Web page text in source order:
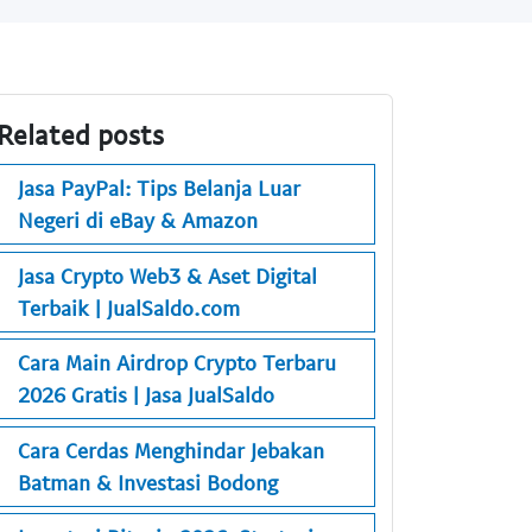
posts
Jasa PayPal: Tips Belanja Luar
Negeri di eBay & Amazon
Jasa Crypto Web3 & Aset Digital
Terbaik | JualSaldo.com
Cara Main Airdrop Crypto Terbaru
2026 Gratis | Jasa JualSaldo
Cara Cerdas Menghindar Jebakan
Batman & Investasi Bodong